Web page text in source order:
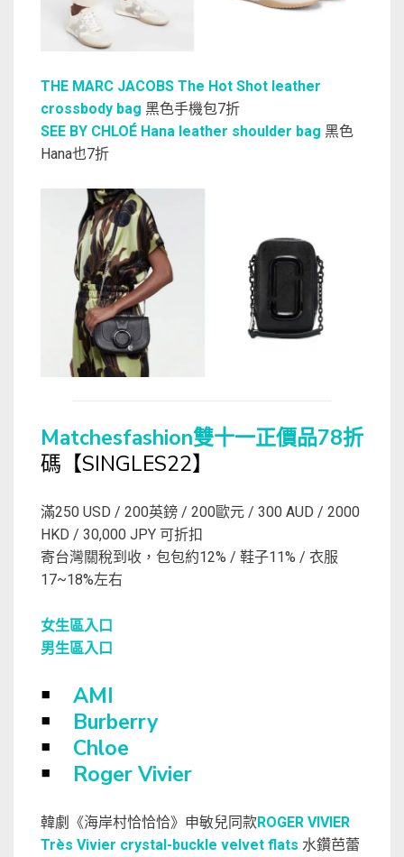
THE MARC JACOBS The Hot Shot leather
crossbody bag 黑色手機包7折
SEE BY CHLOÉ Hana leather shoulder bag 黑色
Hana也7折
Matchesfashion雙十一正價品78折
碼【SINGLES22】
滿250 USD / 200英鎊 / 200歐元 / 300 AUD / 2000
HKD / 30,000 JPY 可折扣
寄台灣關稅到收，包包約12% / 鞋子11% / 衣服
17~18%左右
女生區入口
男生區入口
￭ AMI
￭ Burberry
￭ Chloe
￭ Roger Vivier
韓劇《海岸村恰恰恰》申敏兒同款 ROGER VIVIER
Très Vivier crystal-buckle velvet flats 水鑽芭蕾